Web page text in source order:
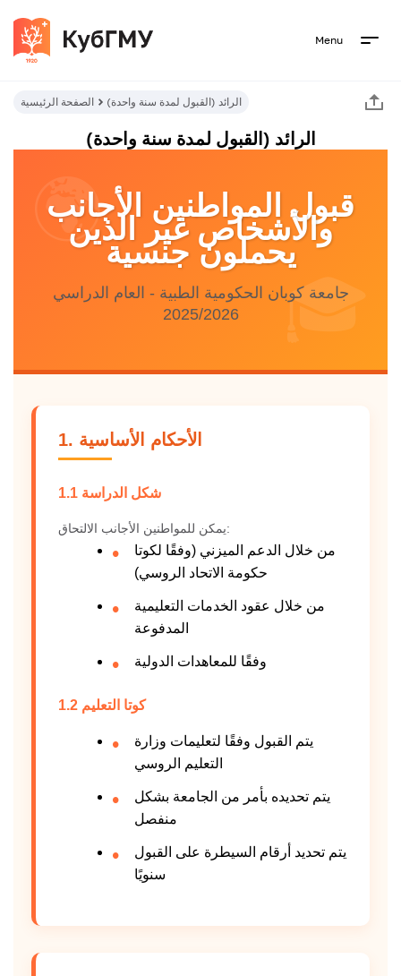
Menu
الصفحة الرئيسية الرائد (القبول لمدة سنة واحدة)
الرائد (القبول لمدة سنة واحدة)
قبول المواطنين الأجانب
والأشخاص غير الذين
يحملون جنسية
جامعة كوبان الحكومية الطبية - العام الدراسي
2025/2026
🌍
🎓
1. الأحكام الأساسية
1.1 شكل الدراسة
يمكن للمواطنين الأجانب الالتحاق:
من خلال الدعم الميزني (وفقًا لكوتا
حكومة الاتحاد الروسي)
من خلال عقود الخدمات التعليمية
المدفوعة
وفقًا للمعاهدات الدولية
1.2 كوتا التعليم
يتم القبول وفقًا لتعليمات وزارة
التعليم الروسي
يتم تحديده بأمر من الجامعة بشكل
منفصل
يتم تحديد أرقام السيطرة على القبول
سنويًا